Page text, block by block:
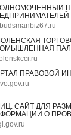
ПРАВОВОЙ
САЙТ ДЛЯ
О